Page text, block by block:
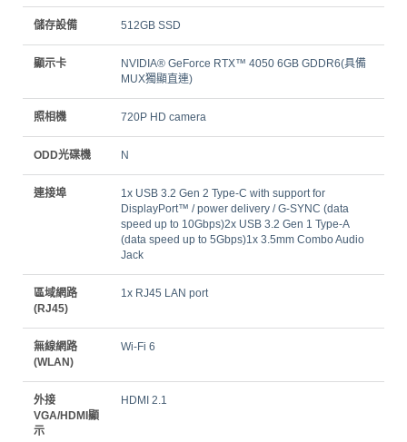
儲存設備 512GB SSD
顯示卡
NVIDIA® GeForce RTX™ 4050 6GB GDDR6(具備
MUX獨顯直連)
照相機 720P HD camera
ODD光碟機 N
連接埠
1x USB 3.2 Gen 2 Type-C with support for
DisplayPort™ / power delivery / G-SYNC (data
speed up to 10Gbps)2x USB 3.2 Gen 1 Type-A
(data speed up to 5Gbps)1x 3.5mm Combo Audio
Jack
區域網路
(RJ45)
1x RJ45 LAN port
無線網路
(WLAN)
Wi-Fi 6
外接
VGA/HDMI顯
示
HDMI 2.1